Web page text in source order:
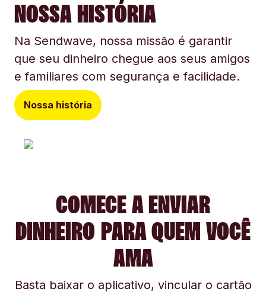
NOSSA HISTÓRIA
Na Sendwave, nossa missão é garantir
que seu dinheiro chegue aos seus amigos
e familiares com segurança e facilidade.
Nossa história
COMECE A ENVIAR
DINHEIRO PARA QUEM VOCÊ
AMA
Basta baixar o aplicativo, vincular o cartão